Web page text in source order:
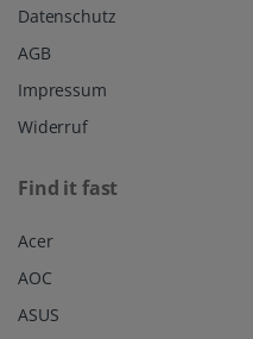
Datenschutz
AGB
Impressum
Widerruf
Find it fast
Acer
AOC
ASUS